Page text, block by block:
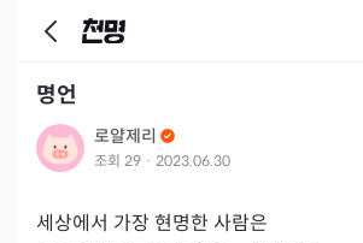
명언
로얄제리
조회 29 · 2023.06.30
세상에서 가장 현명한 사람은